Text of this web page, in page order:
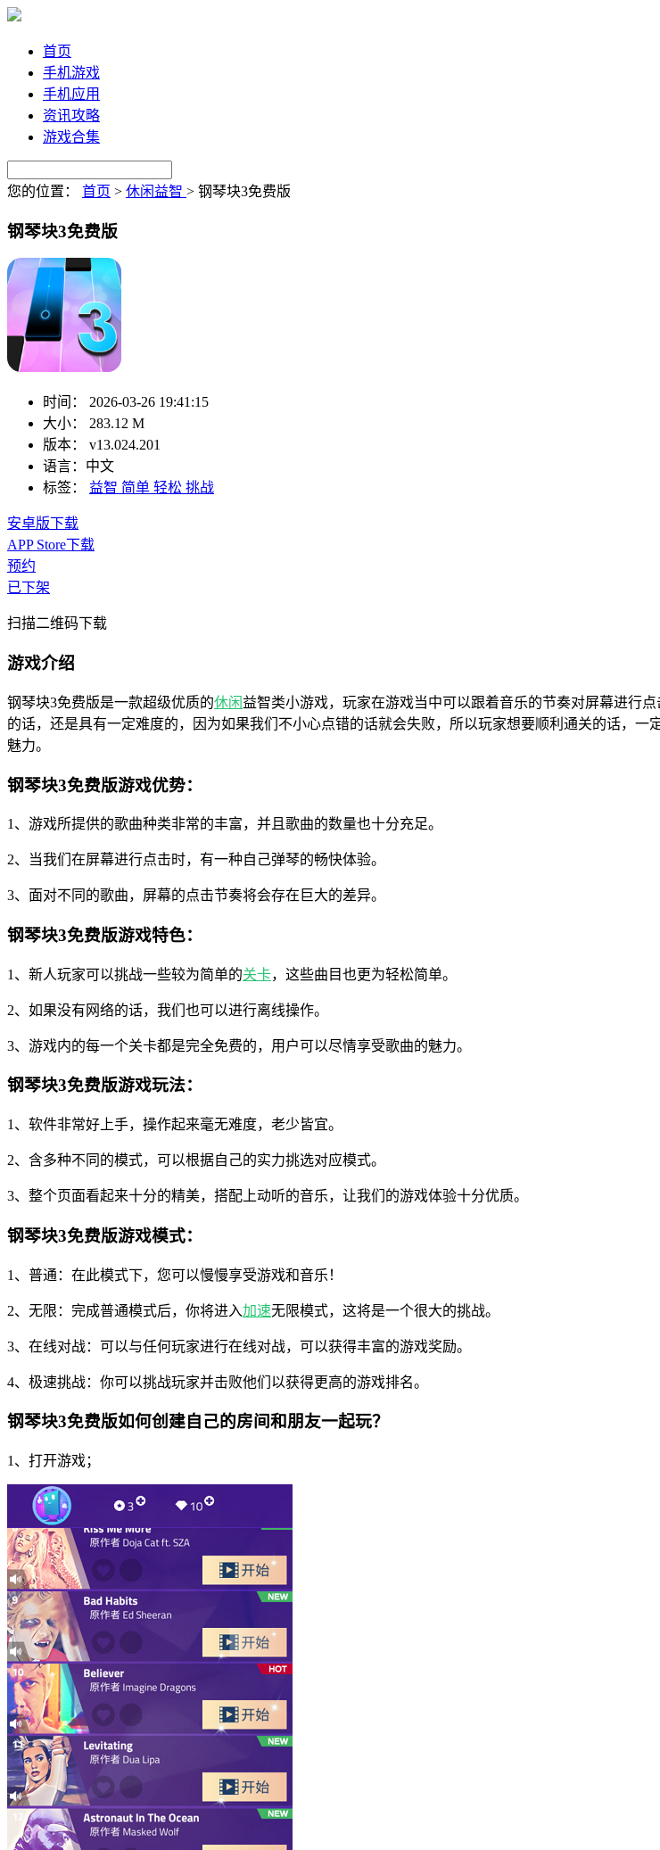
首页
手机游戏
手机应用
资讯攻略
游戏合集
您的位置： 首页 > 休闲益智 > 钢琴块3免费版
钢琴块3免费版
时间：
2026-03-26 19:41:15
大小：
283.12 M
版本：
v13.024.201
语言： 中文
标签：
益智 简单 轻松 挑战
安卓版下载
APP Store下载
预约
已下架
扫描二维码下载
游戏介绍
钢琴块3免费版是一款超级优质的休闲 益智类小游戏，玩家在游戏当中可以跟着音乐的节奏对屏幕进行
的话，还是具有一定难度的，因为如果我们不小心点错的话就会失败，所以玩家想要顺利通关的话，
魅力。
钢琴块3免费版游戏优势：
1、游戏所提供的歌曲种类非常的丰富，并且歌曲的数量也十分充足。
2、当我们在屏幕进行点击时，有一种自己弹琴的畅快体验。
3、面对不同的歌曲，屏幕的点击节奏将会存在巨大的差异。
钢琴块3免费版游戏特色：
1、新人玩家可以挑战一些较为简单的关卡，这些曲目也更为轻松简单。
2、如果没有网络的话，我们也可以进行离线操作。
3、游戏内的每一个关卡都是完全免费的，用户可以尽情享受歌曲的魅力。
钢琴块3免费版游戏玩法：
1、软件非常好上手，操作起来毫无难度，老少皆宜。
2、含多种不同的模式，可以根据自己的实力挑选对应模式。
3、整个页面看起来十分的精美，搭配上动听的音乐，让我们的游戏体验十分优质。
钢琴块3免费版游戏模式：
1、普通：在此模式下，您可以慢慢享受游戏和音乐！
2、无限：完成普通模式后，你将进入加速无限模式，这将是一个很大的挑战。
3、在线对战：可以与任何玩家进行在线对战，可以获得丰富的游戏奖励。
4、极速挑战：你可以挑战玩家并击败他们以获得更高的游戏排名。
钢琴块3免费版如何创建自己的房间和朋友一起玩？
1、打开游戏；